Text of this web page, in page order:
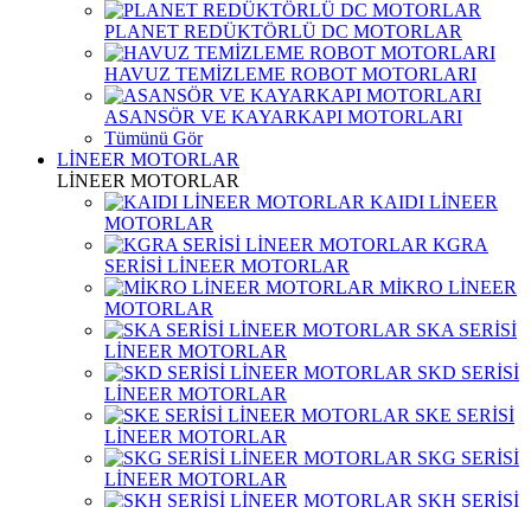
PLANET REDÜKTÖRLÜ DC MOTORLAR
HAVUZ TEMİZLEME ROBOT MOTORLARI
ASANSÖR VE KAYARKAPI MOTORLARI
Tümünü Gör
LİNEER MOTORLAR
LİNEER MOTORLAR
KAIDI LİNEER
MOTORLAR
KGRA
SERİSİ LİNEER MOTORLAR
MİKRO LİNEER
MOTORLAR
SKA SERİSİ
LİNEER MOTORLAR
SKD SERİSİ
LİNEER MOTORLAR
SKE SERİSİ
LİNEER MOTORLAR
SKG SERİSİ
LİNEER MOTORLAR
SKH SERİSİ